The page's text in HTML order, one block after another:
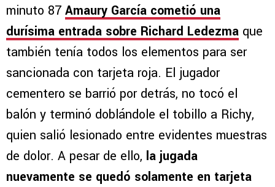
minuto 87 Amaury García cometió una
durísima entrada sobre Richard Ledezma que
también tenía todos los elementos para ser
sancionada con tarjeta roja. El jugador
cementero se barrió por detrás, no tocó el
balón y terminó doblándole el tobillo a Richy,
quien salió lesionado entre evidentes muestras
de dolor. A pesar de ello, la jugada
nuevamente se quedó solamente en tarjeta